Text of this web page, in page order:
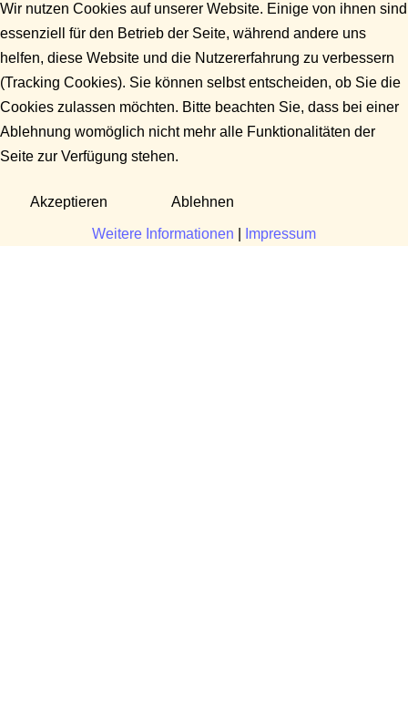
Wir nutzen Cookies auf unserer Website. Einige von ihnen sind
essenziell für den Betrieb der Seite, während andere uns
helfen, diese Website und die Nutzererfahrung zu verbessern
(Tracking Cookies). Sie können selbst entscheiden, ob Sie die
Cookies zulassen möchten. Bitte beachten Sie, dass bei einer
Ablehnung womöglich nicht mehr alle Funktionalitäten der
Seite zur Verfügung stehen.
Akzeptieren Ablehnen
Weitere Informationen Impressum